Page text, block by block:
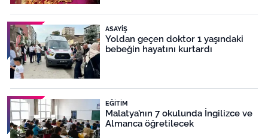
ASAYIŞ
Yoldan geçen doktor 1 yaşındaki
bebeğin hayatını kurtardı
EĞITIM
Malatya’nın 7 okulunda İngilizce ve
Almanca öğretilecek